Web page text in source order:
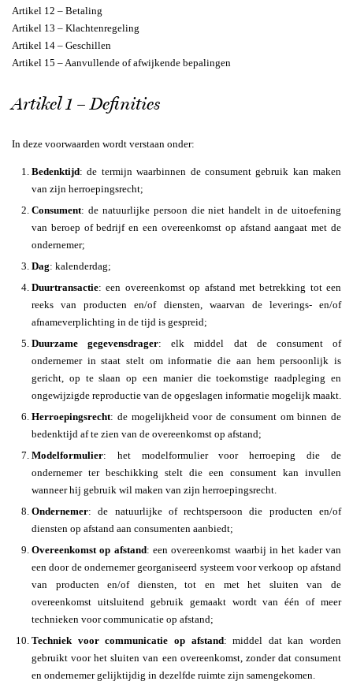
Artikel 12 – Betaling
Artikel 13 – Klachtenregeling
Artikel 14 – Geschillen
Artikel 15 – Aanvullende of afwijkende bepalingen
Artikel 1 – Definities
In deze voorwaarden wordt verstaan onder:
Bedenktijd: de termijn waarbinnen de consument gebruik kan maken
van zijn herroepingsrecht;
Consument: de natuurlijke persoon die niet handelt in de uitoefening
van beroep of bedrijf en een overeenkomst op afstand aangaat met de
ondernemer;
Dag: kalenderdag;
Duurtransactie: een overeenkomst op afstand met betrekking tot een
reeks van producten en/of diensten, waarvan de leverings- en/of
afnameverplichting in de tijd is gespreid;
Duurzame gegevensdrager: elk middel dat de consument of
ondernemer in staat stelt om informatie die aan hem persoonlijk is
gericht, op te slaan op een manier die toekomstige raadpleging en
ongewijzigde reproductie van de opgeslagen informatie mogelijk maakt.
Herroepingsrecht: de mogelijkheid voor de consument om binnen de
bedenktijd af te zien van de overeenkomst op afstand;
Modelformulier: het modelformulier voor herroeping die de
ondernemer ter beschikking stelt die een consument kan invullen
wanneer hij gebruik wil maken van zijn herroepingsrecht.
Ondernemer: de natuurlijke of rechtspersoon die producten en/of
diensten op afstand aan consumenten aanbiedt;
Overeenkomst op afstand: een overeenkomst waarbij in het kader van
een door de ondernemer georganiseerd systeem voor verkoop op afstand
van producten en/of diensten, tot en met het sluiten van de
overeenkomst uitsluitend gebruik gemaakt wordt van één of meer
technieken voor communicatie op afstand;
Techniek voor communicatie op afstand: middel dat kan worden
gebruikt voor het sluiten van een overeenkomst, zonder dat consument
en ondernemer gelijktijdig in dezelfde ruimte zijn samengekomen.